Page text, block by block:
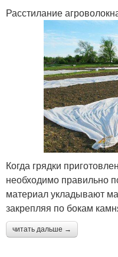
Расстилание
Когда грядки
необходимо правильно
материал укладывают
закрепляя по бокам
читать дальше →